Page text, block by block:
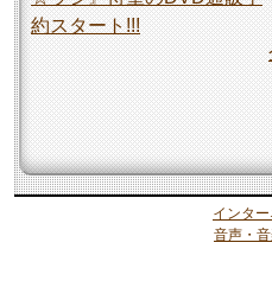
ナ
ビ
ゲ
ー
シ
ョ
約スタート!!!
インタ
音声・